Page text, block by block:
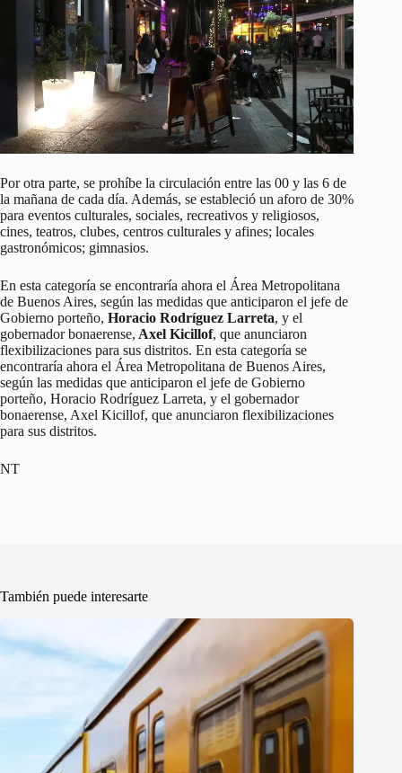
Por otra parte, se prohíbe la circulación entre las 00 y las 6 de
la mañana de cada día. Además, se estableció un aforo de 30%
para eventos culturales, sociales, recreativos y religiosos,
cines, teatros, clubes, centros culturales y afines; locales
gastronómicos; gimnasios.
En esta categoría se encontraría ahora el Área Metropolitana
de Buenos Aires, según las medidas que anticiparon el jefe de
Gobierno porteño, Horacio Rodríguez Larreta, y el
gobernador bonaerense, Axel Kicillof, que anunciaron
flexibilizaciones para sus distritos. En esta categoría se
encontraría ahora el Área Metropolitana de Buenos Aires,
según las medidas que anticiparon el jefe de Gobierno
porteño, Horacio Rodríguez Larreta, y el gobernador
bonaerense, Axel Kicillof, que anunciaron flexibilizaciones
para sus distritos.
NT
También puede interesarte